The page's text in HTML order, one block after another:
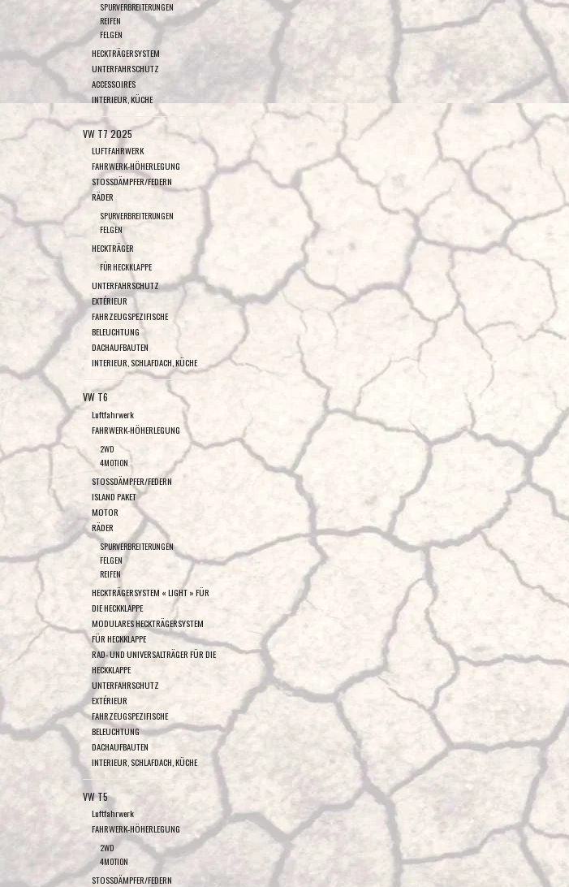
SPURVERBREITERUNGEN
REIFEN
FELGEN
HECKTRÄGERSYSTEM
UNTERFAHRSCHUTZ
ACCESSOIRES
INTERIEUR, KÜCHE
VW T7 2025
LUFTFAHRWERK
FAHRWERK-HÖHERLEGUNG
STOSSDÄMPFER/FEDERN
RÄDER
SPURVERBREITERUNGEN
FELGEN
HECKTRÄGER
FÜR HECKKLAPPE
UNTERFAHRSCHUTZ
EXTÉRIEUR
FAHRZEUGSPEZIFISCHE
BELEUCHTUNG
DACHAUFBAUTEN
INTERIEUR, SCHLAFDACH, KÜCHE
VW T6
Luftfahrwerk
FAHRWERK-HÖHERLEGUNG
2WD
4MOTION
STOSSDÄMPFER/FEDERN
ISLAND PAKET
MOTOR
RÄDER
SPURVERBREITERUNGEN
FELGEN
REIFEN
HECKTRÄGERSYSTEM « LIGHT » FÜR
DIE HECKKLAPPE
MODULARES HECKTRÄGERSYSTEM
FÜR HECKKLAPPE
RAD- UND UNIVERSALTRÄGER FÜR DIE
HECKKLAPPE
UNTERFAHRSCHUTZ
EXTÉRIEUR
FAHRZEUGSPEZIFISCHE
BELEUCHTUNG
DACHAUFBAUTEN
INTERIEUR, SCHLAFDACH, KÜCHE
VW T5
Luftfahrwerk
FAHRWERK-HÖHERLEGUNG
2WD
4MOTION
STOSSDÄMPFER/FEDERN